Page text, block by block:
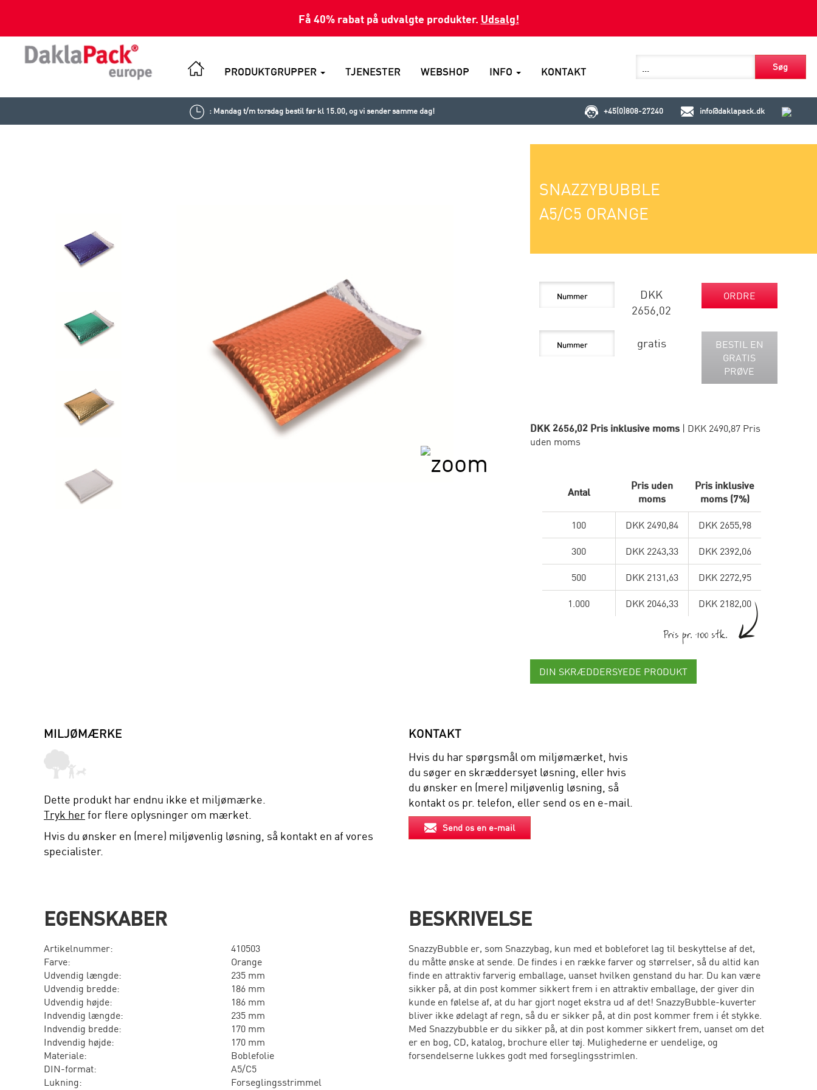
Få 40% rabat på udvalgte produkter. Udsalg!
PRODUKTGRUPPER TJENESTER WEBSHOP INFO KONTAKT Søg
: Mandag t/m torsdag bestil før kl 15.00, og vi sender samme dag! +45(0)808-27240 info@daklapack.dk
SNAZZYBUBBLE
A5/C5 ORANGE
DKK
2656,02
ORDRE
gratis
BESTIL EN
GRATIS
PRØVE
DKK 2656,02 Pris inklusive moms | DKK 2490,87 Pris
uden moms
Antal
Pris uden
moms
Pris inklusive
moms (7%)
100 DKK 2490,84 DKK 2655,98
300 DKK 2243,33 DKK 2392,06
500 DKK 2131,63 DKK 2272,95
1.000 DKK 2046,33 DKK 2182,00
Pris pr. 100 stk.
DIN SKRÆDDERSYEDE PRODUKT
MILJØMÆRKE
Dette produkt har endnu ikke et miljømærke.
Tryk herfor flere oplysninger om mærket.
Hvis du ønsker en (mere) miljøvenlig løsning, så kontakt en af vores
specialister.
KONTAKT
Hvis du har spørgsmål om miljømærket, hvis
du søger en skræddersyet løsning, eller hvis
du ønsker en (mere) miljøvenlig løsning, så
kontakt os pr. telefon, eller send os en e-mail.
Send os en e-mail
EGENSKABER
Artikelnummer:
410503
Farve:
Orange
Udvendig længde:
235 mm
Udvendig bredde:
186 mm
Udvendig højde:
186 mm
Indvendig længde:
235 mm
Indvendig bredde:
170 mm
Indvendig højde:
170 mm
Materiale:
Boblefolie
DIN-format:
A5/C5
Lukning:
Forseglingsstrimmel
BESKRIVELSE
SnazzyBubble er, som Snazzybag, kun med et bobleforet lag til beskyttelse af det,
du måtte ønske at sende. De findes i en række farver og størrelser, så du altid kan
finde en attraktiv farverig emballage, uanset hvilken genstand du har. Du kan være
sikker på, at din post kommer sikkert frem i en attraktiv emballage, der giver din
kunde en følelse af, at du har gjort noget ekstra ud af det! SnazzyBubble-kuverter
bliver ikke ødelagt af regn, så du er sikker på, at din post kommer frem i ét stykke.
Med Snazzybubble er du sikker på, at din post kommer sikkert frem, uanset om det
er en bog, CD, katalog, brochure eller tøj. Mulighederne er uendelige, og
forsendelserne lukkes godt med forseglingsstrimlen.